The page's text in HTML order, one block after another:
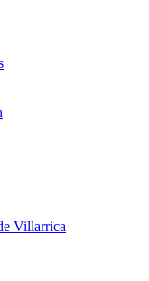
Villarrica